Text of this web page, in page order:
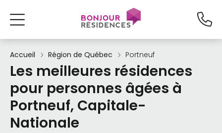
Accueil Région de Québec Portneuf
Les meilleures résidences
pour personnes âgées à
Portneuf, Capitale-
Nationale